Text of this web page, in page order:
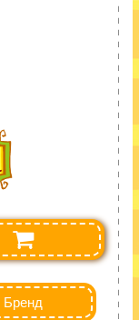
Бренд